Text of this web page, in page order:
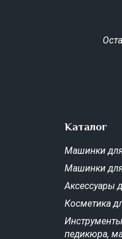
Каталог
Машинки
Машинки
Аксессуары
Косметика
педикюра,